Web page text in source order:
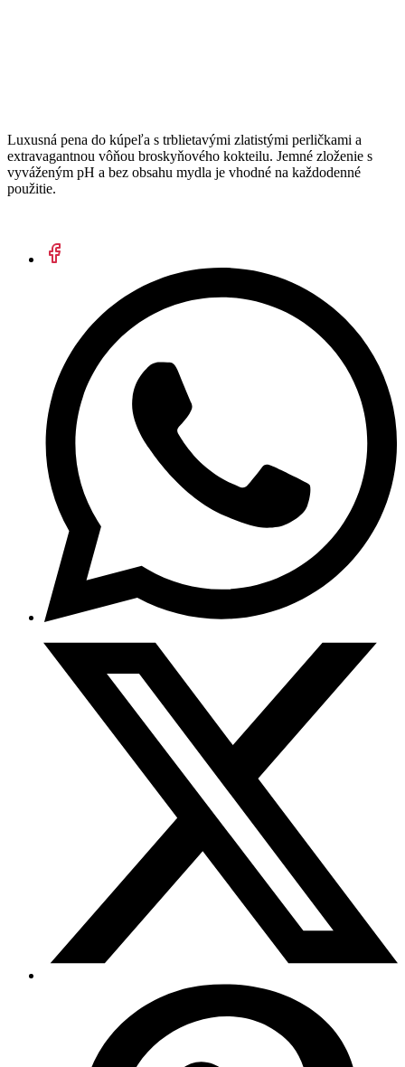
Luxusná pena do kúpeľa s trblietavými zlatistými perličkami a
extravagantnou vôňou broskyňového kokteilu. Jemné zloženie s
vyváženým pH a bez obsahu mydla je vhodné na každodenné
použitie.